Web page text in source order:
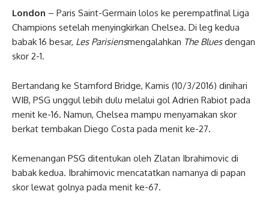
London – Paris Saint-Germain lolos ke perempatfinal Liga
Champions setelah menyingkirkan Chelsea. Di leg kedua
babak 16 besar, Les Parisiensmengalahkan The Bluesdengan
skor 2-1.
Bertandang ke Stamford Bridge, Kamis (10/3/2016) dinihari
WIB, PSG unggul lebih dulu melalui gol Adrien Rabiot pada
menit ke-16. Namun, Chelsea mampu menyamakan skor
berkat tembakan Diego Costa pada menit ke-27.
Kemenangan PSG ditentukan oleh Zlatan Ibrahimovic di
babak kedua. Ibrahimovic mencatatkan namanya di papan
skor lewat golnya pada menit ke-67.